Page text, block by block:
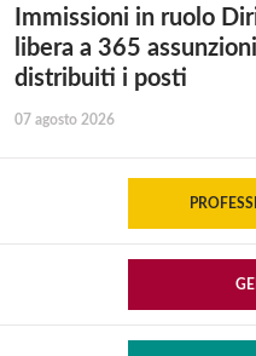
Immissioni in ruolo
libera a 365
distribuiti i posti
07 agosto 2026